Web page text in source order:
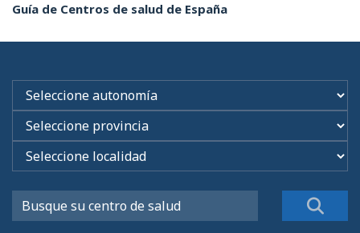
Guía de Centros de salud de España